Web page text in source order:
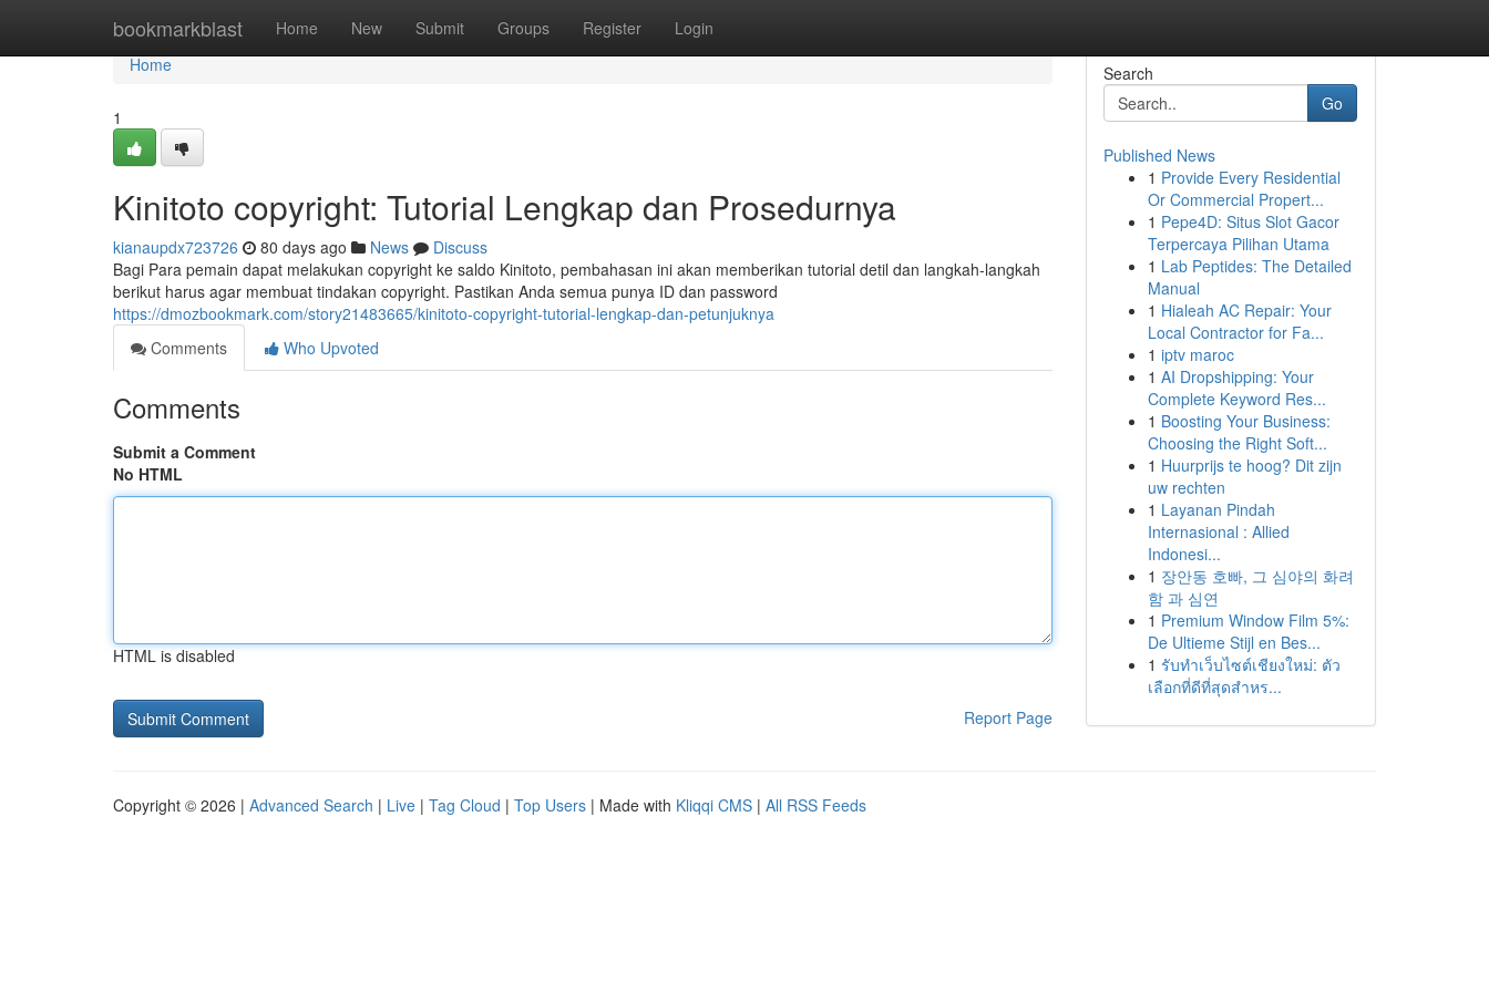
bookmarkblast Home New Submit Groups Register Login
Home
Home
1
Kinitoto copyright: Tutorial Lengkap dan Prosedurnya
kianaupdx723726 80 days ago News
Discuss
Bagi Para pemain dapat melakukan copyright ke saldo Kinitoto, pembahasan ini akan memberikan tutorial detil dan langkah-langkah
berikut harus agar membuat tindakan copyright. Pastikan Anda semua punya ID dan password
https://dmozbookmark.com/story21483665/kinitoto-copyright-tutorial-lengkap-dan-petunjuknya
Comments
Who Upvoted
Comments
Submit a Comment
No HTML
HTML is disabled
Report Page
Search
Go
Published News
1 Provide Every Residential
Or Commercial Propert...
1 Pepe4D: Situs Slot Gacor
Terpercaya Pilihan Utama
1 Lab Peptides: The Detailed
Manual
1 Hialeah AC Repair: Your
Local Contractor for Fa...
1 iptv maroc
1 AI Dropshipping: Your
Complete Keyword Res...
1 Boosting Your Business:
Choosing the Right Soft...
1 Huurprijs te hoog? Dit zijn
uw rechten
1 Layanan Pindah
Internasional : Allied
Indonesi...
1 장안동 호빠, 그 심야의 화려
함 과 심연
1 Premium Window Film 5%:
De Ultieme Stijl en Bes...
1 รับทำเว็บไซต์เชียงใหม่: ตัว
เลือกที่ดีที่สุดสำหร...
Copyright © 2026 | Advanced Search | Live | Tag Cloud | Top Users | Made with Kliqqi CMS | All RSS Feeds